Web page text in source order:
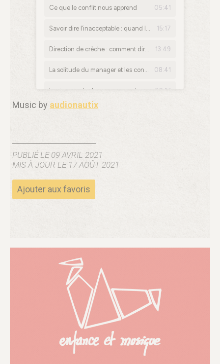
Music by audionautix
PUBLIÉ LE 09 AVRIL 2021
MIS À JOUR LE 17 AOÛT 2021
Ajouter aux favoris